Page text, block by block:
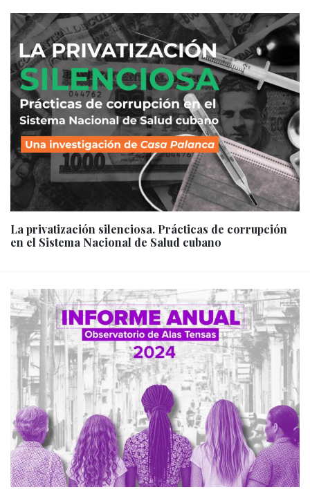
La privatización silenciosa. Prácticas de corrupción
en el Sistema Nacional de Salud cubano